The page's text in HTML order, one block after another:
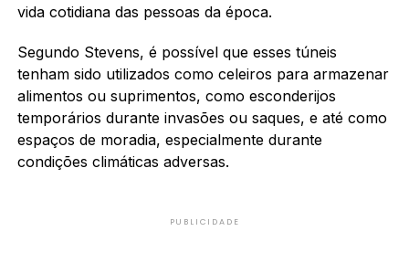
vida cotidiana das pessoas da época.
Segundo Stevens, é possível que esses túneis
tenham sido utilizados como celeiros para armazenar
alimentos ou suprimentos, como esconderijos
temporários durante invasões ou saques, e até como
espaços de moradia, especialmente durante
condições climáticas adversas.
PUBLICIDADE